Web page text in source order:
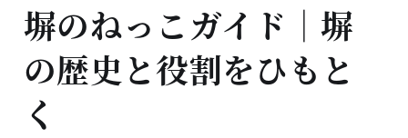
プ塀のねっこガイド｜塀
の歴史と役割をひもと
く